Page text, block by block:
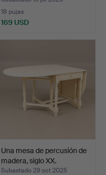
18 pujas
169 USD
Una mesa de percusión de
madera, siglo XX.
Subastado 29 oct 2025